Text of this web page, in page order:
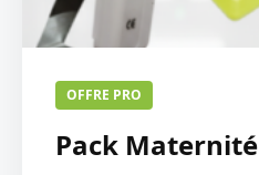
OFFRE PRO
Pack Maternité